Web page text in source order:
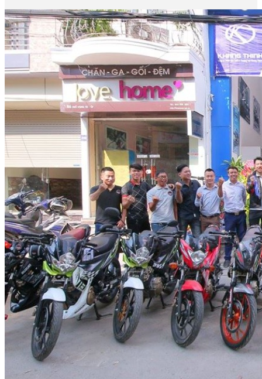
-
HÀNG
CHÍNH
HÃNG
số
lượng